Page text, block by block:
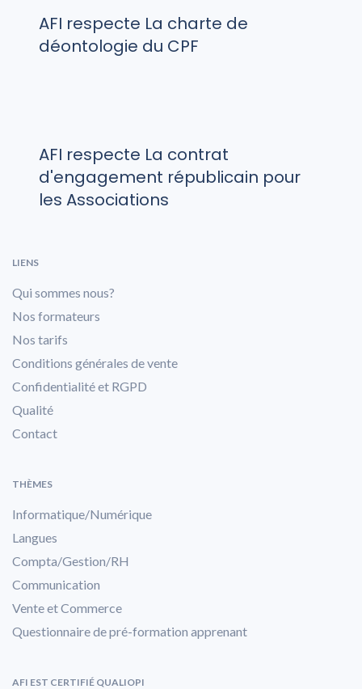
AFI respecte La charte de
déontologie du CPF
AFI respecte La contrat
d'engagement républicain pour
les Associations
LIENS
Qui sommes nous?
Nos formateurs
Nos tarifs
Conditions générales de vente
Confidentialité et RGPD
Qualité
Contact
THÈMES
Informatique/Numérique
Langues
Compta/Gestion/RH
Communication
Vente et Commerce
Questionnaire de pré-formation apprenant
AFI EST CERTIFIÉ QUALIOPI